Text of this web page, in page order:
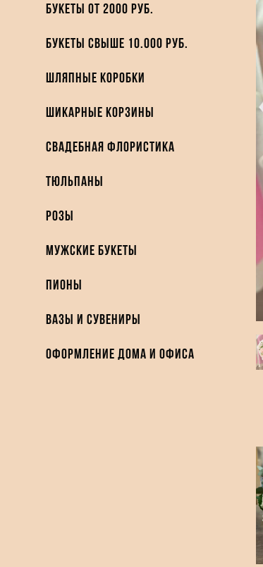
Букеты от 2000 руб.
Букеты свыше 10.000 руб.
Шляпные коробки
Шикарные Корзины
Свадебная флористика
Тюльпаны
Розы
Мужские букеты
Пионы
Вазы и Сувениры
Оформление дома и офиса